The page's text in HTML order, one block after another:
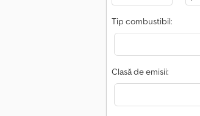
Tip combustibil:
Clasă de emisii: